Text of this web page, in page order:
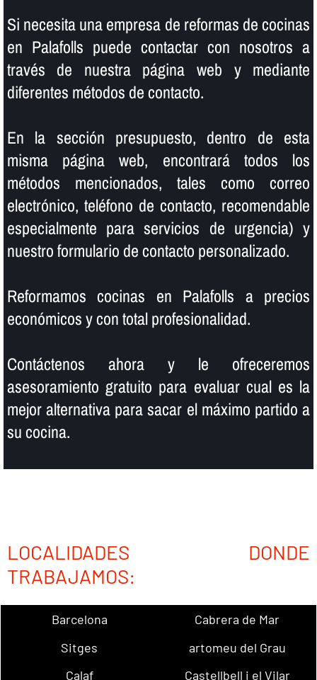
Si necesita una empresa de reformas de cocinas
en Palafolls puede contactar con nosotros a
través de nuestra página web y mediante
diferentes métodos de contacto.
En la sección presupuesto, dentro de esta
misma página web, encontrará todos los
métodos mencionados, tales como correo
electrónico, teléfono de contacto, recomendable
especialmente para servicios de urgencia) y
nuestro formulario de contacto personalizado.
Reformamos cocinas en Palafolls a precios
económicos y con total profesionalidad.
Contáctenos ahora y le ofreceremos
asesoramiento gratuito para evaluar cual es la
mejor alternativa para sacar el máximo partido a
su cocina.
LOCALIDADES DONDE
TRABAJAMOS:
Barcelona
Cabrera de Mar
Sitges
artomeu del Grau
Calaf
Castellbell i el Vilar